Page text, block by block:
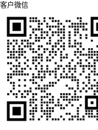
客户微信